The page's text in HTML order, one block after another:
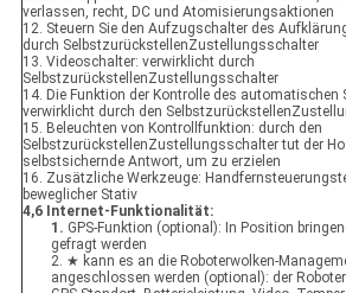
verlassen, recht, DC und Atomisierungsaktionen
12. Steuern Sie den Aufzugschalter des
durch SelbstzurückstellenZustellungsschalter
13. Videoschalter: verwirklicht durch
SelbstzurückstellenZustellungsschalter
14. Die Funktion der Kontrolle des automatischen
verwirklicht durch den
15. Beleuchten von Kontrollfunktion: durch den
SelbstzurückstellenZustellungsschalter tut der
selbstsichernde Antwort, um zu erzielen
16. Zusätzliche Werkzeuge:
beweglicher Stativ
4,6 Internet-Funktionalität:
1. GPS-Funktion (optional): In Position
gefragt werden
2. ★ kann es an die Roboterwolken-
angeschlossen werden (optional): der